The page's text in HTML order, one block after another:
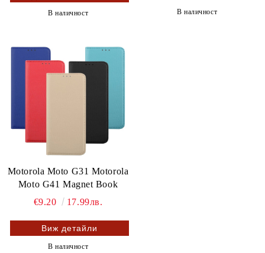
В наличност В наличност
Motorola Moto G31 Motorola
Moto G41 Magnet Book
€9.20
17.99лв.
Виж детайли
В наличност